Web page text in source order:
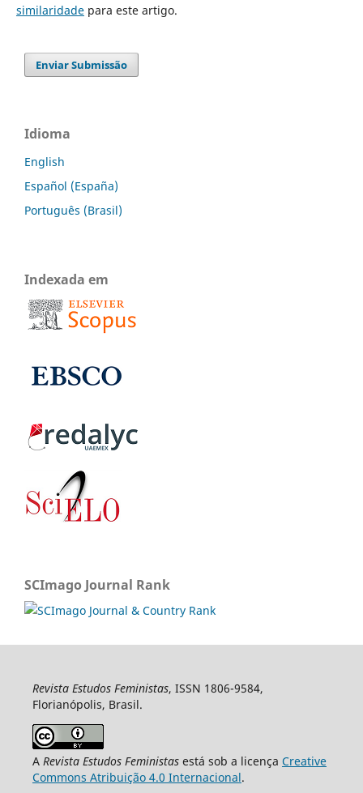
similaridadepara este artigo.
Enviar Submissão
Idioma
English
Español (España)
Português (Brasil)
Indexada em
SCImago Journal Rank
Revista Estudos Feministas, ISSN 1806-9584,
Florianópolis, Brasil.
A Revista Estudos Feministasestá sob a licença Creative
Commons Atribuição 4.0 Internacional.